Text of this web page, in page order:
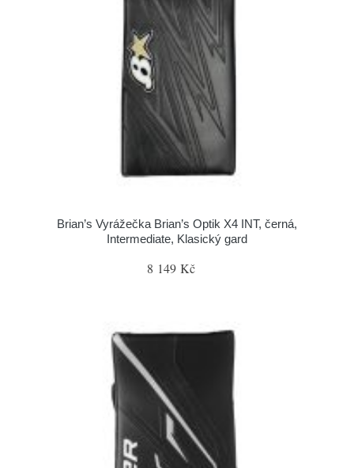
Brian’s Vyrážečka Brian’s Optik X4 INT, černá,
Intermediate, Klasický gard
8 149 Kč